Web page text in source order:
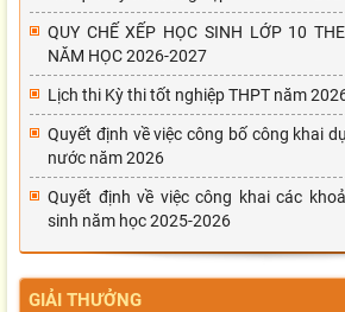
QUY CHẾ XẾP HỌC SINH LỚP 10
NĂM HỌC 2026-2027
Lịch thi Kỳ thi tốt nghiệp THPT năm
Quyết định về việc công bố công khai
nước năm 2026
Quyết định về việc công khai các
sinh năm học 2025-2026
GIẢI THƯỞNG